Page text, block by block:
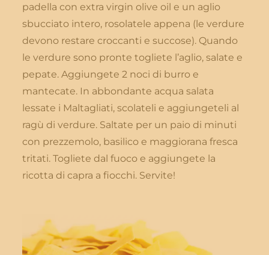
padella con extra virgin olive oil e un aglio
sbucciato intero, rosolatele appena (le verdure
devono restare croccanti e succose). Quando
le verdure sono pronte togliete l’aglio, salate e
pepate. Aggiungete 2 noci di burro e
mantecate. In abbondante acqua salata
lessate i Maltagliati, scolateli e aggiungeteli al
ragù di verdure. Saltate per un paio di minuti
con prezzemolo, basilico e maggiorana fresca
tritati. Togliete dal fuoco e aggiungete la
ricotta di capra a fiocchi. Servite!